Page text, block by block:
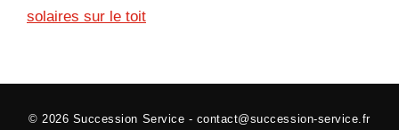
solaires sur le toit
© 2026 Succession Service - contact@succession-service.fr